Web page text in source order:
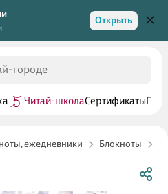
Открыть
Читай-школаСертификаты
ежедневники Блокноты